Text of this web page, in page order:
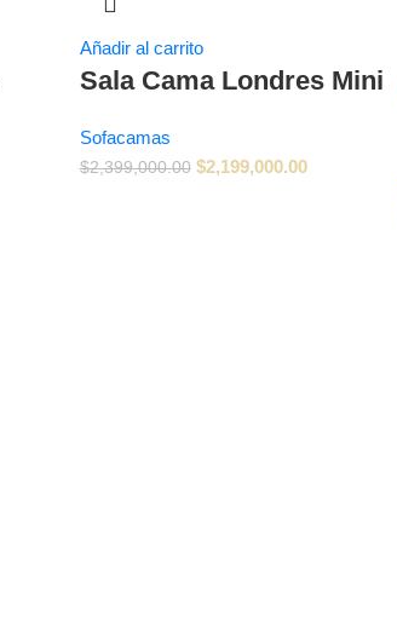
Añadir al carrito
Sala Cama Londres Mini
Sofacamas
$2,399,000.00 $2,199,000.00